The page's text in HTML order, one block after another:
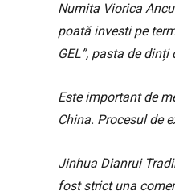
Numita Viorica
poată investi pe
GEL”, pasta de
Este important de
China. Procesul de
Jinhua Dianrui
fost strict una